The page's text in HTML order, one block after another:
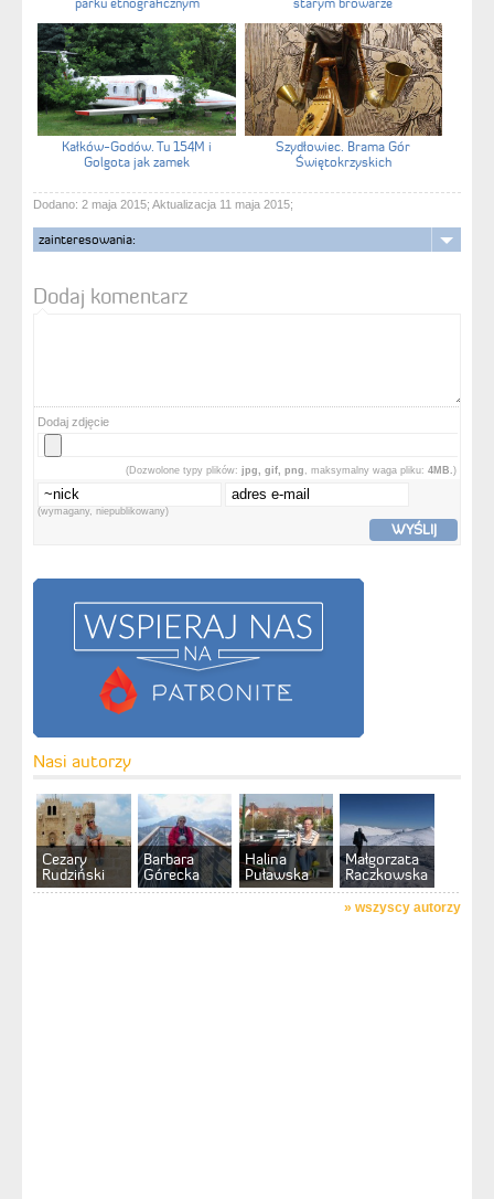
Kałków-Godów. Tu 154M i
Golgota jak zamek
Szydłowiec. Brama Gór
Świętokrzyskich
Dodano: 2 maja 2015; Aktualizacja 11 maja 2015;
zainteresowania:
Dodaj komentarz
Dodaj zdjęcie
(Dozwolone typy plików: jpg, gif, png , maksymalny waga pliku: 4MB. )
(wymagany, niepublikowany)
WYŚLIJ
Nasi autorzy
Cezary
Rudziński
Barbara
Górecka
Halina
Puławska
Małgorzata
Raczkowska
» wszyscy autorzy